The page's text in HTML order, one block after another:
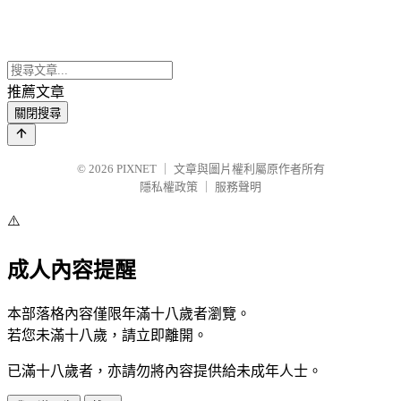
推薦文章
關閉搜尋
© 2026 PIXNET
文章與圖片權利屬原作者所有
隱私權政策
服務聲明
⚠️
成人內容提醒
本部落格內容僅限年滿十八歲者瀏覽。
若您未滿十八歲，請立即離開。
已滿十八歲者，亦請勿將內容提供給未成年人士。